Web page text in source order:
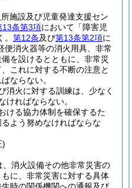
施設及び児童発達支援セン
13条第3項において「障害児
第12条及び第13条第2項に
便消火器等の消火用具、非常
を設けるとともに、非常災
これに対する不断の注意と
ならない。
消火に対する訓練は、少なく
ければならない。
ける協力体制を確保するた
よう努めなければならな
)
、消火設備その他非常災害の
に、非常災害に対する具体